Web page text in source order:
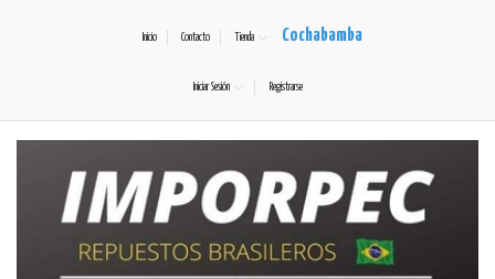
Inicio Contacto Tienda Cochabamba
Iniciar Sesión Registrarse